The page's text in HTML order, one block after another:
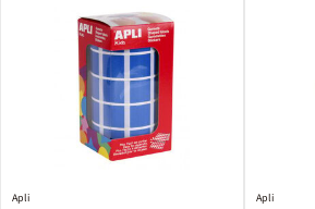
Apli Apli